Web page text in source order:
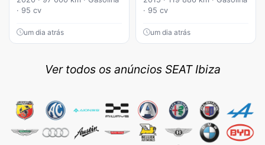
· 95 cv
um dia atrás
· 95 cv
um dia atrás
Ver todos os anúncios SEAT Ibiza